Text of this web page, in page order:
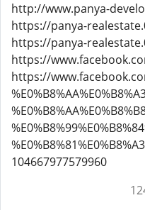
http://www.panya-
https://panya-
https://panya-
https://
https://
104667977579960